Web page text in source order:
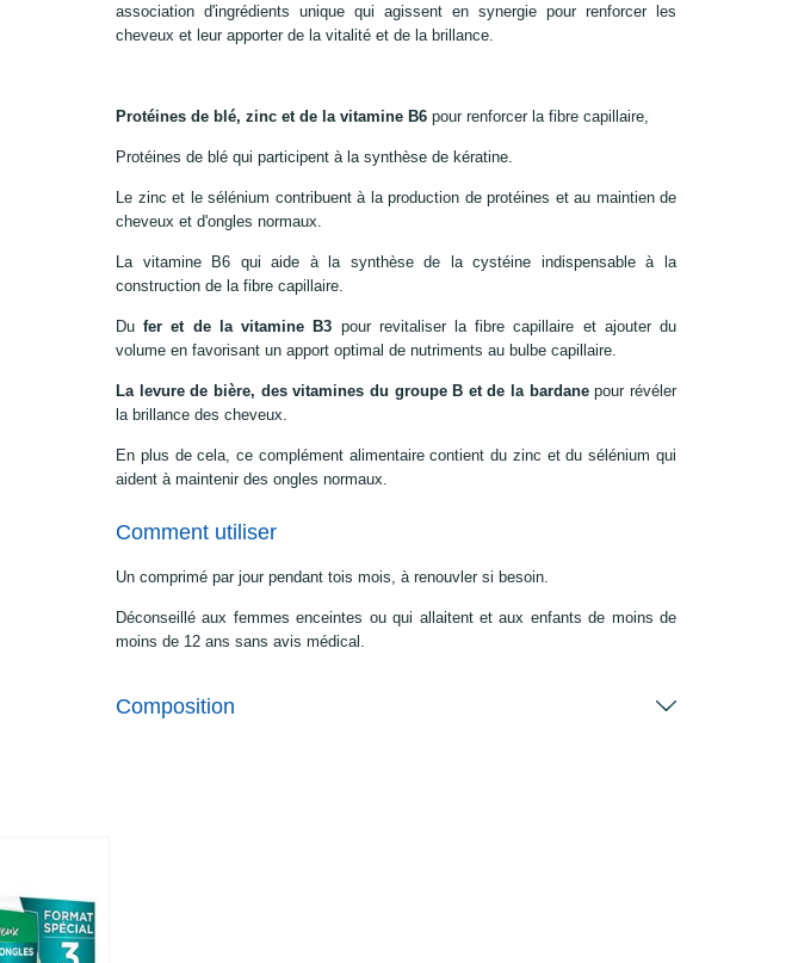
association d'ingrédients unique qui agissent en synergie pour renforcer les
cheveux et leur apporter de la vitalité et de la brillance.
Protéines de blé, zinc et de la vitamine B6 pour renforcer la fibre capillaire,
Protéines de blé qui participent à la synthèse de kératine.
Le zinc et le sélénium contribuent à la production de protéines et au maintien de
cheveux et d'ongles normaux.
La vitamine B6 qui aide à la synthèse de la cystéine indispensable à la
construction de la fibre capillaire.
Dufer et de la vitamine B3 pour revitaliser la fibre capillaire et ajouter du
volume en favorisant un apport optimal de nutriments au bulbe capillaire.
La levure de bière, des vitamines du groupe B et de la bardanepour révéler
la brillance des cheveux.
En plus de cela, ce complément alimentaire contient du zinc et du sélénium qui
aident à maintenir des ongles normaux.
Comment utiliser
Un comprimé par jour pendant tois mois, à renouvler si besoin.
Déconseillé aux femmes enceintes ou qui allaitent et aux enfants de moins de
moins de 12 ans sans avis médical.
Composition